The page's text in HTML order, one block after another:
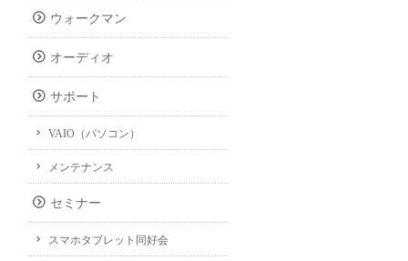
ウォークマン
オーディオ
サポート
VAIO（パソコン）
メンテナンス
セミナー
スマホタブレット同好会